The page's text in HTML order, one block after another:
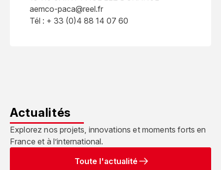
aemco-paca@reel.fr
Tél : + 33 (0)4 88 14 07 60
Actualités
Explorez nos projets, innovations et moments forts en
France et à l’international.
Toute l'actualité